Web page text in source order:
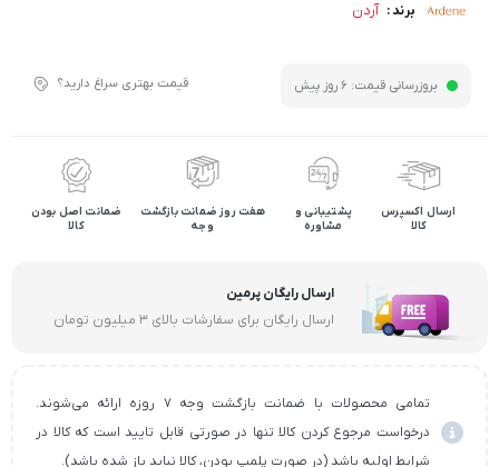
برند : آردن
بروزرسانی قیمت: 6 روز پیش قیمت بهتری سراغ دارید؟
ارسال اکسپرس
کالا
پشتیبانی و
مشاوره
هفت روز ضمانت بازگشت
وجه
ضمانت اصل بودن
کالا
ارسال رایگان پرمین
ارسال رایگان برای سفارشات بالای ۳ میلیون تومان
تمامی محصولات با ضمانت بازگشت وجه ۷ روزه ارائه می‌شوند.
درخواست مرجوع کردن کالا تنها در صورتی قابل تایید است که کالا در
شرایط اولیه باشد (در صورت پلمپ بودن، کالا نباید باز شده باشد).